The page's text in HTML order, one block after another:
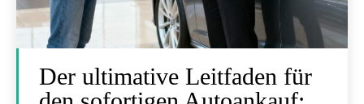
Der ultimative Leitfaden für